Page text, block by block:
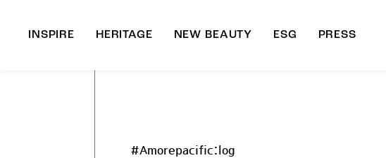
INSPIRE HERITAGE NEW BEAUTY ESG PRESS
#Amorepacific:log